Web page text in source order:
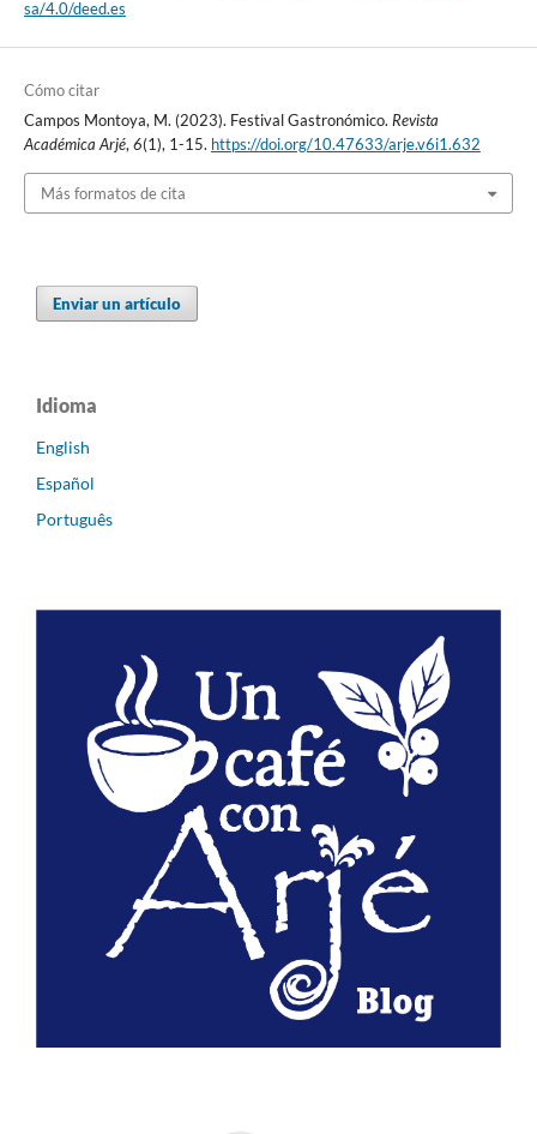
sa/4.0/deed.es
Cómo citar
Campos Montoya, M. (2023). Festival Gastronómico. Revista
Académica Arjé,6(1), 1-15. https://doi.org/10.47633/arje.v6i1.632
Más formatos de cita
Enviar un artículo
Idioma
English
Español
Português